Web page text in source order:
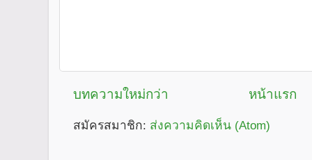
บทความใหม่กว่า หน้าแรก
สมัครสมาชิก: ส่งความคิดเห็น (Atom)